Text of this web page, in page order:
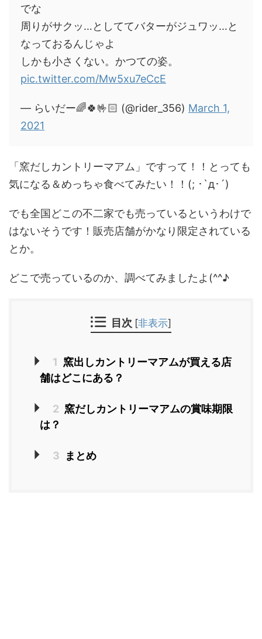
でな
周りがサクッ…としててバターがジュワッ…と
なっておるんじゃよ
しかも小さくない。かつての姿。
pic.twitter.com/Mw5xu7eCcE
— らいだー🌈🍀🤟🏻 (@rider_356) March 1,
2021
「窯だしカントリーマアム」ですって！！とっても
気になる＆めっちゃ食べてみたい！！(; ･`д･´)
でも全国どこの不二家でも売っているというわけで
はないそうです！販売店舗がかなり限定されている
とか。
どこで売っているのか、調べてみましたよ(^^♪
目次 [非表示]
1 窯出しカントリーマアムが買える店
舗はどこにある？
2 窯だしカントリーマアムの賞味期限
は？
3 まとめ